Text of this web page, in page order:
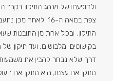
ולהופעתו של מנהג התיקון בקרב
צפת במאה ה-16.
התיקון, ובכל אחת מן התובנות
בקישוטים ומלבושים, ועד תיקון
דרך שלא נבחר להבין את
מתקן את עצמו, הוא מתקן את